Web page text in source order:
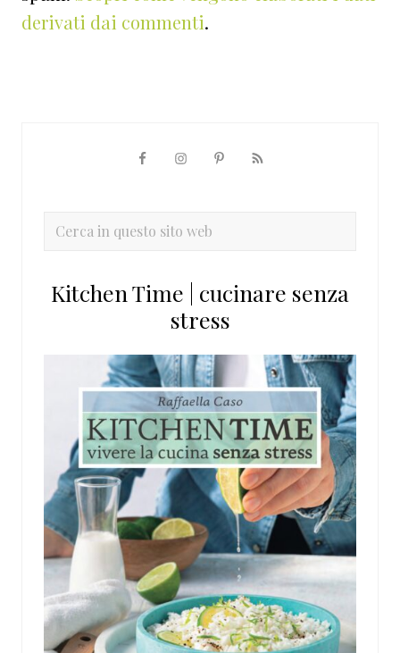
derivati dai commenti.
primaria
Cerca
sito
Kitchen Time | cucinare senza
stress